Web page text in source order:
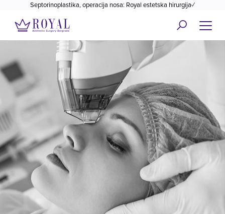
Septorinoplastika, operacija nosa: Royal estetska hirurgija✓